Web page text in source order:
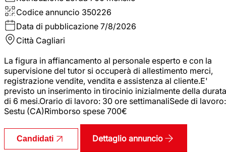
Codice annuncio 350226
Data di pubblicazione 7/8/2026
Città Cagliari
La figura in affiancamento al personale esperto e con la
supervisione del tutor si occuperà di allestimento merci,
registrazione vendite, vendita e assistenza al cliente.E'
previsto un inserimento in tirocinio inizialmente della durata
di 6 mesi.Orario di lavoro: 30 ore settimanaliSede di lavoro:
Sestu (CA)Rimborso spese 700€
Candidati Dettaglio annuncio